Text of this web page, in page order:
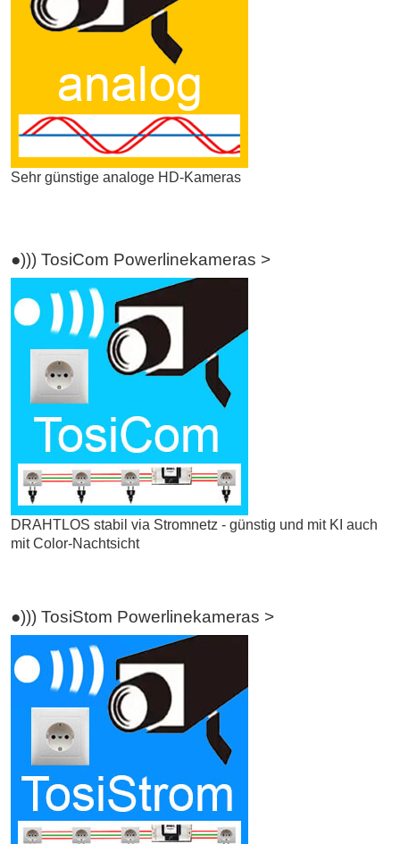
Sehr günstige analoge HD-Kameras
●))) TosiCom Powerlinekameras >
DRAHTLOS stabil via Stromnetz - günstig und mit KI auch
mit Color-Nachtsicht
●))) TosiStom Powerlinekameras >